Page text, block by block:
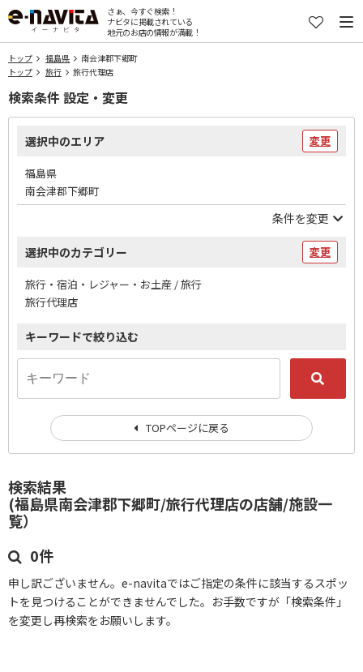
さぁ、今すぐ検索！
ナビタに掲載されている
地元のお店の情報が満載！
トップ 福島県
南会津郡下郷町
トップ
旅行 旅行代理店
検索結果
(福島県南会津郡下郷町/旅行代理店の店舗/施設一
覧）
0件
申し訳ございません。e-navitaではご指定の条件に該当するスポッ
トを見つけることができませんでした。お手数ですが「検索条件」
を変更し再検索をお願いします。
検索条件 設定・変更
選択中のエリア 変更
福島県
南会津郡下郷町
条件を変更
選択中のカテゴリー 変更
旅行・宿泊・レジャー・お土産 / 旅行
旅行代理店
キーワードで絞り込む
TOPページに戻る